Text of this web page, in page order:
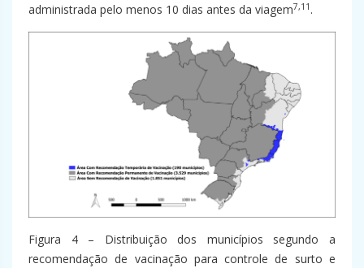
administrada pelo menos 10 dias antes da viagem7,11 .
Figura 4 – Distribuição dos municípios segundo a
recomendação de vacinação para controle de surto e